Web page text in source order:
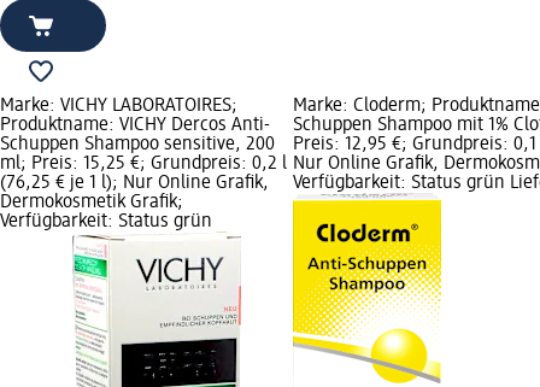
Marke: VICHY LABORATOIRES;
Produktname: VICHY Dercos Anti-
Schuppen Shampoo sensitive, 200
ml; Preis: 15,25 €; Grundpreis: 0,2 l
(76,25 € je 1 l); Nur Online Grafik,
Dermokosmetik Grafik;
Verfügbarkeit: Status grün
Marke: Cloderm;
Schuppen Shampoo mit 1%
Preis: 12,95 €; Grundpreis:
Nur Online Grafik,
Verfügbarkeit: Status grün